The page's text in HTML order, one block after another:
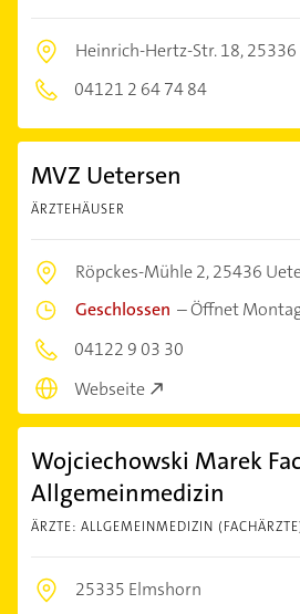
Heinrich-Hertz-Str. 18,
04121 2 64 74 84
MVZ Uetersen
ÄRZTEHÄUSER
Röpckes-Mühle 2,25436
Geschlossen –Öffnet
04122 9 03 30
Webseite
Wojciechowski Marek
Allgemeinmedizin
ÄRZTE: ALLGEMEINMEDIZIN
25335 Elmshorn